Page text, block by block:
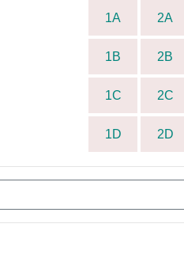
1A 2A
1B 2B
1C 2C
1D 2D